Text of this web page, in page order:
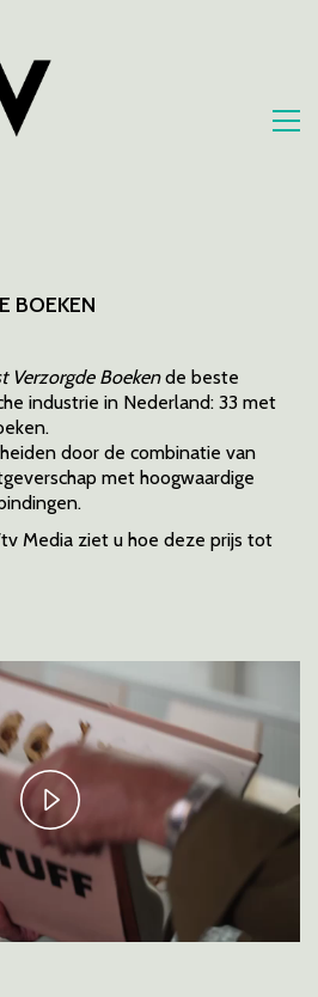
BOEKEN
Verzorgde Boekende beste
industrie in Nederland: 33 met
door de combinatie van
met hoogwaardige
Media ziet u hoe deze prijs tot
Play
Video